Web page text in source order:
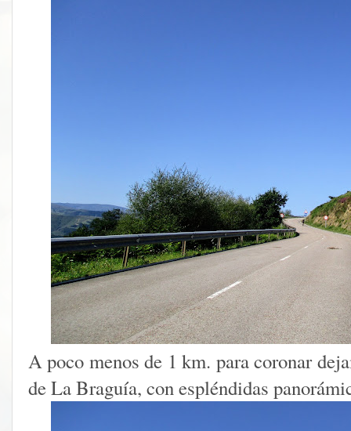
A poco menos de 1 km. para coronar
de La Braguía, con espléndidas